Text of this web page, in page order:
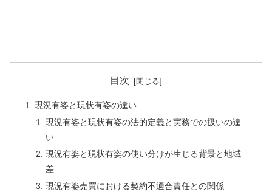
目次
現況有姿と現状有姿の違い
現況有姿と現状有姿の法的定義と実務での扱いの違
い
現況有姿と現状有姿の使い分けが生じる背景と地域
差
現況有姿売買における契約不適合責任との関係